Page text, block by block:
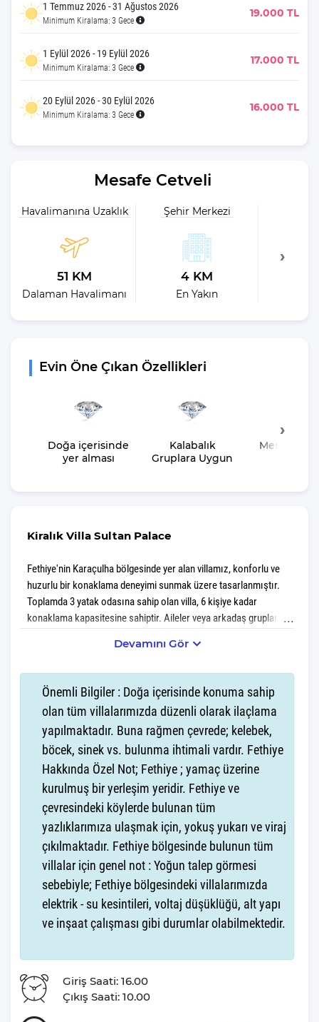
1 Temmuz 2026 - 31 Ağustos 2026
Minimum Kiralama: 3 Gece
19.000 TL
1 Eylül 2026 - 19 Eylül 2026
Minimum Kiralama: 3 Gece
17.000 TL
20 Eylül 2026 - 30 Eylül 2026
Minimum Kiralama: 3 Gece
16.000 TL
Mesafe Cetveli
Havalimanına Uzaklık
51 KM
Dalaman Havalimanı
Şehir Merkezi
4 KM
En Yakın
Evin Öne Çıkan Özellikleri
Doğa içerisinde
yer alması
Kalabalık
Gruplara Uygun
Merkeze
Kiralık Villa Sultan Palace
Fethiye'nin Karaçulha bölgesinde yer alan villamız, konforlu ve
huzurlu bir konaklama deneyimi sunmak üzere tasarlanmıştır.
Toplamda 3 yatak odasına sahip olan villa, 6 kişiye kadar
konaklama kapasitesine sahiptir. Aileler veya arkadaş grupları
iç mekanı, geniş yaşam alanları ve özel bahçesi ile dikkat çeker.
alan villamız, şehir merkezine ve sahil bölgelerine de kolay
ulaşım imkânı sunar. Tatil boyunca misafirlerine hem rahatlık
hem de mahremiyet sağlayan villamız, Fethiye'de keyifli bir tatil
geçirmek isteyenler için mükemmel bir tercihtir.
Villamız günlük hayatta sık kullanılan; Mikrodalga fırın, ankastre
fırın, buzdolabı, çamaşır makinası, bulaşık makinesi, elektrikli su
ısıtıcı kettle, ankastre 4’lü ocak,4 kişilik yemek takımı, kaşık ve
çatal takımı, tencere ve tava takımı, bardaklar yer almaktadır.
İhtiyacınız durumunda villamızda bulunmayan malzemeler
hakkında bizle iletişime geçebilir ve yardım isteyebilirsiniz.
Villa Sultan Palace Genel Özelliklerinden
Bahsedelim
Kapasite : 6 Kişi
Banyo Sayısı : 3 Adet
Şezlong: 4 Adet
Devamını Gör
Önemli Bilgiler : Doğa içerisinde konuma sahip
olan tüm villalarımızda düzenli olarak ilaçlama
yapılmaktadır. Buna rağmen çevrede; kelebek,
böcek, sinek vs. bulunma ihtimali vardır. Fethiye
Hakkında Özel Not; Fethiye ; yamaç üzerine
kurulmuş bir yerleşim yeridir. Fethiye ve
çevresindeki köylerde bulunan tüm
yazlıklarımıza ulaşmak için, yokuş yukarı ve viraj
çıkılmaktadır. Fethiye bölgesinde bulunun tüm
villalar için genel not : Yoğun talep görmesi
sebebiyle; Fethiye bölgesindeki villalarımızda
elektrik - su kesintileri, voltaj düşüklüğü, alt yapı
ve inşaat çalışması gibi durumlar olabilmektedir.
Giriş Saati: 16.00
Çıkış Saati: 10.00